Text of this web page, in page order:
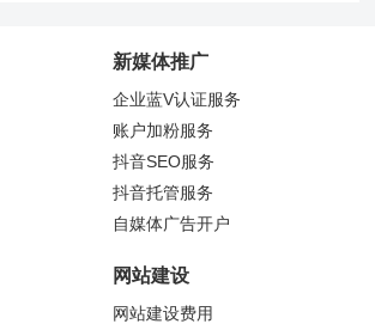
新媒体推广
企业蓝V认证服务
账户加粉服务
抖音SEO服务
抖音托管服务
自媒体广告开户
网站建设
网站建设费用